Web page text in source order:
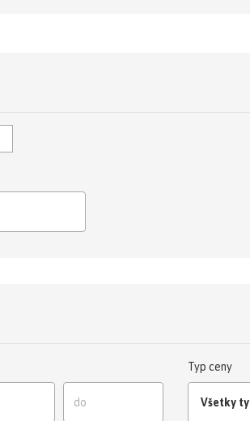
Typ ceny
Všetky